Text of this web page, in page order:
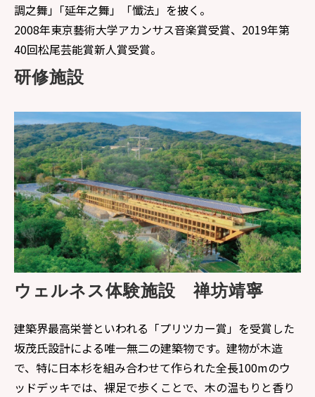
調之舞｣「延年之舞」「懺法」を披く。
2008年東京藝術大学アカンサス音楽賞受賞、2019年第
40回松尾芸能賞新人賞受賞。
研修施設
ウェルネス体験施設　禅坊靖寧
建築界最高栄誉といわれる「プリツカー賞」を受賞した
坂茂氏設計による唯一無二の建築物です。建物が木造
で、特に日本杉を組み合わせて作られた全長100mのウ
ッドデッキでは、裸足で歩くことで、木の温もりと香り